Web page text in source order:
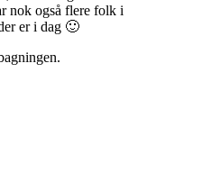
nok også flere folk i
er i dag 🙂